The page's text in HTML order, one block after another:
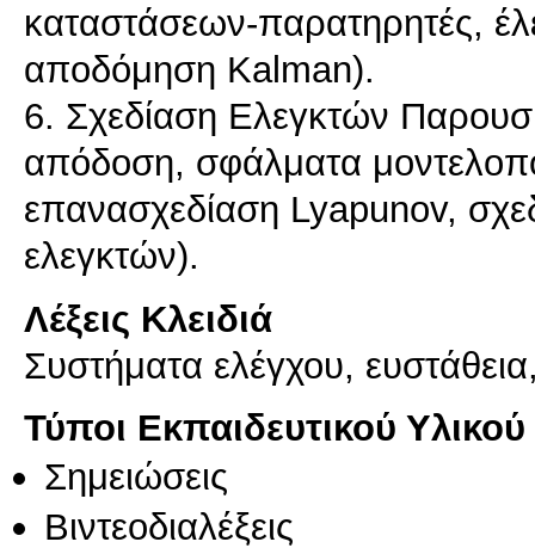
καταστάσεων-παρατηρητές,
αποδόμηση Kalman).
6. Σχεδίαση Ελεγκτών
απόδοση, σφάλματα
επανασχεδίαση Lyapunov,
Λέξεις Κλειδιά
Συστήματα ελέγχου,
Τύποι Εκπαιδευτικού Υλικού
Σημειώσεις
Βιντεοδιαλέξεις